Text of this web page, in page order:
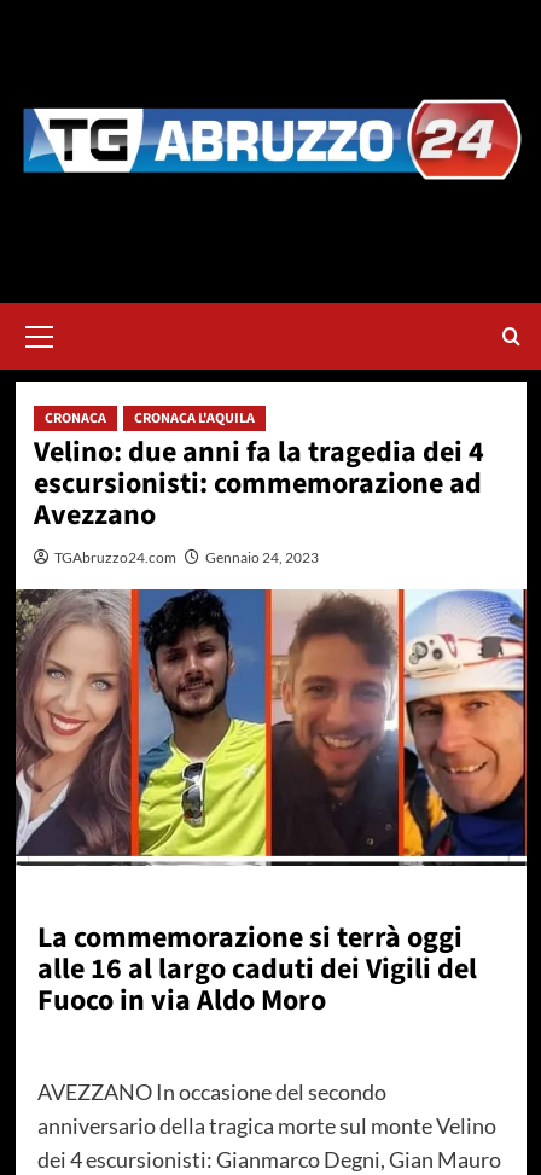
principale
CRONACA CRONACA L'AQUILA
Velino: due anni fa la tragedia dei 4
escursionisti: commemorazione ad
Avezzano
TGAbruzzo24.com Gennaio 24, 2023
La commemorazione si terrà oggi
alle 16 al largo caduti dei Vigili del
Fuoco in via Aldo Moro
AVEZZANO In occasione del secondo
anniversario della tragica morte sul monte Velino
dei 4 escursionisti: Gianmarco Degni, Gian Mauro